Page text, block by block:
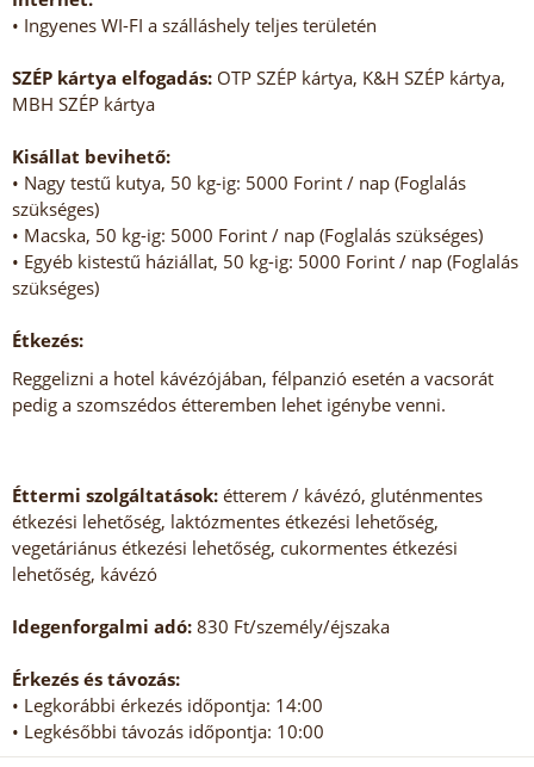
• Ingyenes WI-FI a szálláshely teljes területén
SZÉP kártya elfogadás: OTP SZÉP kártya, K&H SZÉP kártya,
MBH SZÉP kártya
Kisállat bevihető:
• Nagy testű kutya, 50 kg-ig: 5000 Forint / nap (Foglalás
szükséges)
• Macska, 50 kg-ig: 5000 Forint / nap (Foglalás szükséges)
• Egyéb kistestű háziállat, 50 kg-ig: 5000 Forint / nap (Foglalás
szükséges)
Étkezés:
Reggelizni a hotel kávézójában, félpanzió esetén a vacsorát
pedig a szomszédos étteremben lehet igénybe venni.
Éttermi szolgáltatások: étterem / kávézó, gluténmentes
étkezési lehetőség, laktózmentes étkezési lehetőség,
vegetáriánus étkezési lehetőség, cukormentes étkezési
lehetőség, kávézó
Idegenforgalmi adó: 830 Ft/személy/éjszaka
Érkezés és távozás:
• Legkorábbi érkezés időpontja: 14:00
• Legkésőbbi távozás időpontja: 10:00